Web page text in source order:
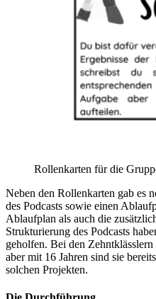
Rollenkarten für die
Neben den Rollenkarten gab es
des Podcasts sowie einen
Ablaufplan als auch die
Strukturierung des Podcasts
geholfen. Bei den
aber mit 16 Jahren sind sie
solchen Projekten.